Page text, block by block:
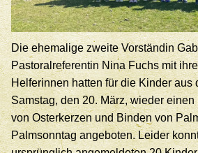
Die ehemalige zweite Vorständin
Pastoralreferentin Nina Fuchs mit
Helferinnen hatten für die Kinder aus
Samstag, den 20. März, wieder einen
von Osterkerzen und Binden von
Palmsonntag angeboten. Leider